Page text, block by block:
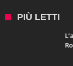
PIÙ LETTI